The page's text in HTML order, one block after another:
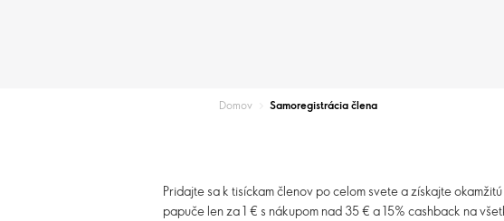
Domov Samoregistrácia člena
Pridajte sa k tisíckam členov po celom svete a získajte
papuče len za 1 € s nákupom nad 35 € a 15% cashback na